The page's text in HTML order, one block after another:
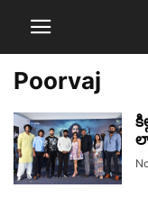
Poorvaj